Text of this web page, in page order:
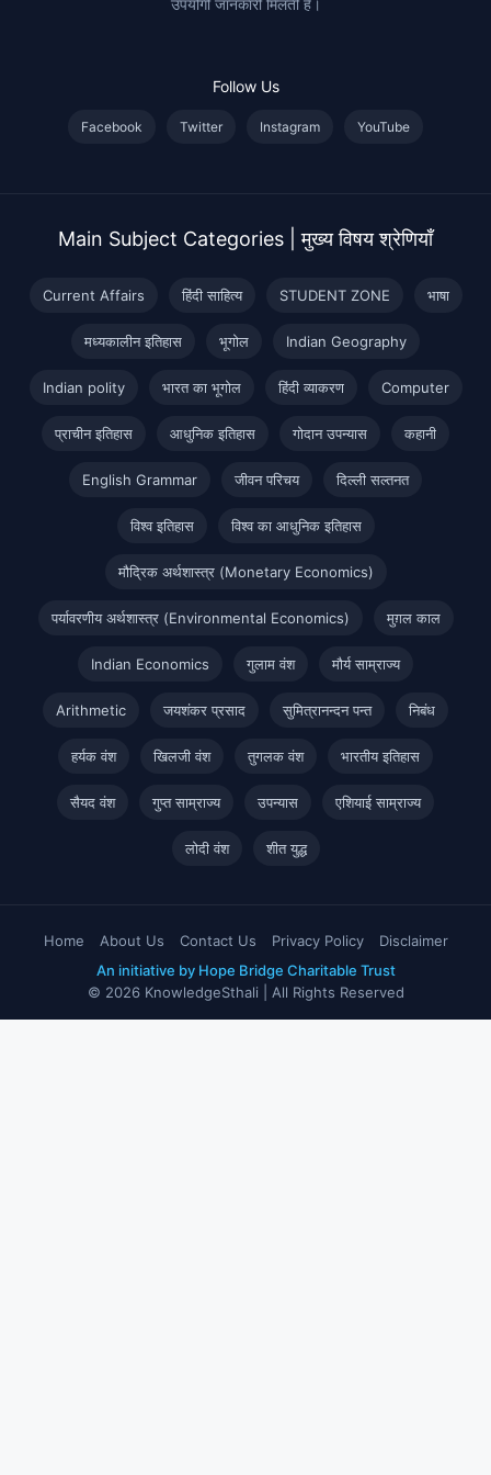
Follow Us
Facebook Twitter Instagram YouTube
Main Subject Categories | मुख्य विषय श्रेणियाँ
Current Affairs हिंदी साहित्य STUDENT ZONE भाषा
मध्यकालीन इतिहास भूगोल Indian Geography
Indian polity भारत का भूगोल हिंदी व्याकरण Computer
प्राचीन इतिहास आधुनिक इतिहास गोदान उपन्यास कहानी
English Grammar जीवन परिचय दिल्ली सल्तनत
विश्व इतिहास विश्व का आधुनिक इतिहास
मौद्रिक अर्थशास्त्र (Monetary Economics)
पर्यावरणीय अर्थशास्त्र (Environmental Economics) मुग़ल काल
Indian Economics गुलाम वंश मौर्य साम्राज्य
Arithmetic जयशंकर प्रसाद सुमित्रानन्दन पन्त निबंध
हर्यक वंश खिलजी वंश तुगलक वंश भारतीय इतिहास
सैयद वंश गुप्त साम्राज्य उपन्यास एशियाई साम्राज्य
लोदी वंश शीत युद्ध
Home About Us Contact Us Privacy Policy
Disclaimer
An initiative by Hope Bridge Charitable Trust
© 2026 KnowledgeSthali | All Rights Reserved